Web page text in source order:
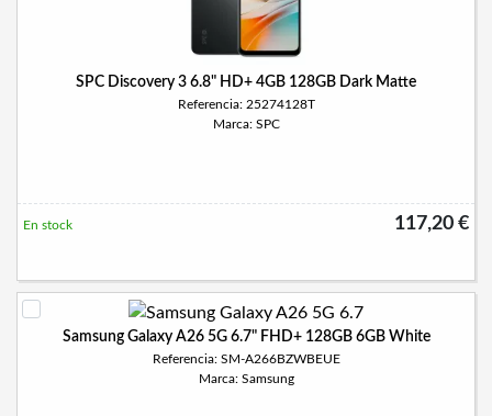
SPC Discovery 3 6.8" HD+ 4GB 128GB Dark Matte
Referencia: 25274128T
Marca: SPC
117,20 €
En stock
Samsung Galaxy A26 5G 6.7" FHD+ 128GB 6GB White
Referencia: SM-A266BZWBEUE
Marca: Samsung